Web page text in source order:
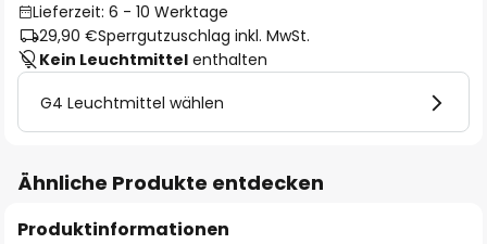
Lieferzeit: 6 - 10 Werktage
29,90 €Sperrgutzuschlag inkl. MwSt.
Kein Leuchtmittel enthalten
G4 Leuchtmittel wählen
Ähnliche Produkte entdecken
Produktinformationen